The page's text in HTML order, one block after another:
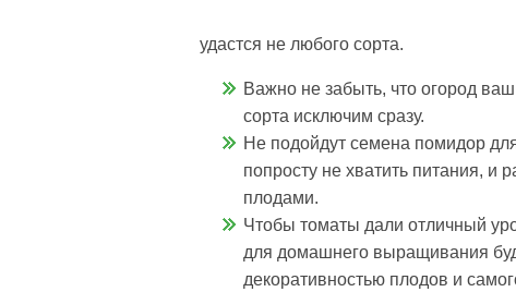
удастся не любого сорта.
Важно не забыть, что огород
сорта исключим сразу.
Не подойдут семена помидор
попросту не хватить питания, и
плодами.
Чтобы томаты дали отличный
для домашнего выращивания
декоративностью плодов и